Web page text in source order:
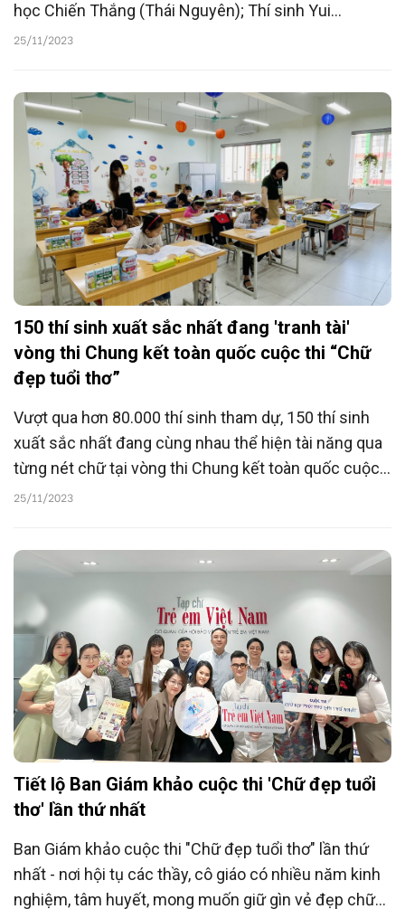
học Chiến Thắng (Thái Nguyên); Thí sinh Yui
Yoshizaki – Lớp 4US trường Liên cấp Dạ Hợp (Hòa
25/11/2023
150 thí sinh xuất sắc nhất đang 'tranh tài'
vòng thi Chung kết toàn quốc cuộc thi “Chữ
đẹp tuổi thơ”
Vượt qua hơn 80.000 thí sinh tham dự, 150 thí sinh
xuất sắc nhất đang cùng nhau thể hiện tài năng qua
từng nét chữ tại vòng thi Chung kết toàn quốc cuộc
thi “Chữ đẹp tuổi thơ” để chọn ra các giải Nhất, Nhì,
25/11/2023
Tiết lộ Ban Giám khảo cuộc thi 'Chữ đẹp tuổi
thơ' lần thứ nhất
Ban Giám khảo cuộc thi "Chữ đẹp tuổi thơ" lần thứ
nhất - nơi hội tụ các thầy, cô giáo có nhiều năm kinh
nghiệm, tâm huyết, mong muốn giữ gìn vẻ đẹp chữ